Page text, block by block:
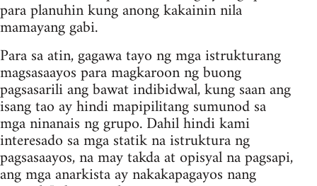
para planuhin kung anong kakainin nila
mamayang gabi.
Para sa atin, gagawa tayo ng mga istrukturang
magsasaayos para magkaroon ng buong
pagsasarili ang bawat indibidwal, kung saan ang
isang tao ay hindi mapipilitang sumunod sa
mga ninanais ng grupo. Dahil hindi kami
interesado sa mga statik na istruktura ng
pagsasaayos, na may takda at opisyal na pagsapi,
ang mga anarkista ay nakakapagayos nang